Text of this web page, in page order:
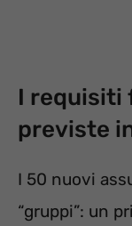
I requisiti
previste
I 50 nuovi
“gruppi”: un